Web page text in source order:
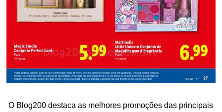
O Blog200 destaca as melhores promoções das principais